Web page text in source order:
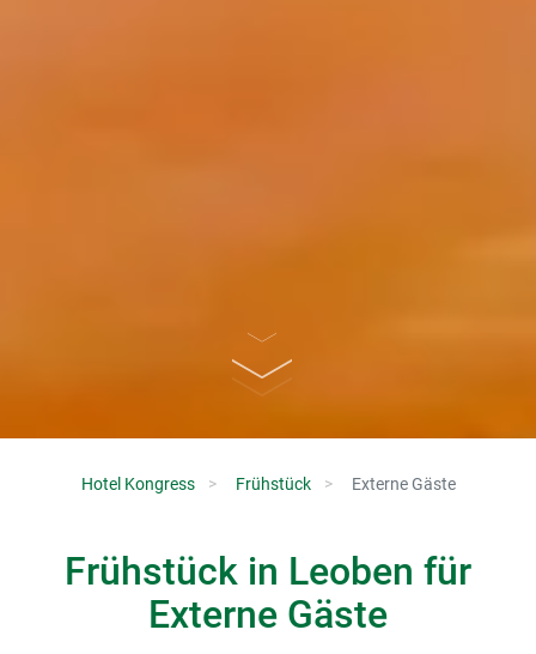
Hotel Kongress Frühstück Externe Gäste
Frühstück in Leoben für
Externe Gäste